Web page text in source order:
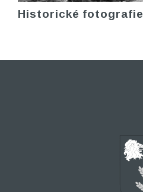
Historické fotografie